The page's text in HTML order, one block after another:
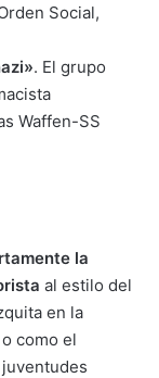
Social,
. El grupo
Waffen-SS
la
al estilo del
en la
como el